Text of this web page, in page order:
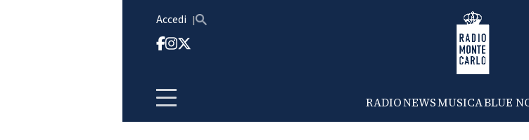
Accedi Radio
RADIONEWSMUSICABLUE